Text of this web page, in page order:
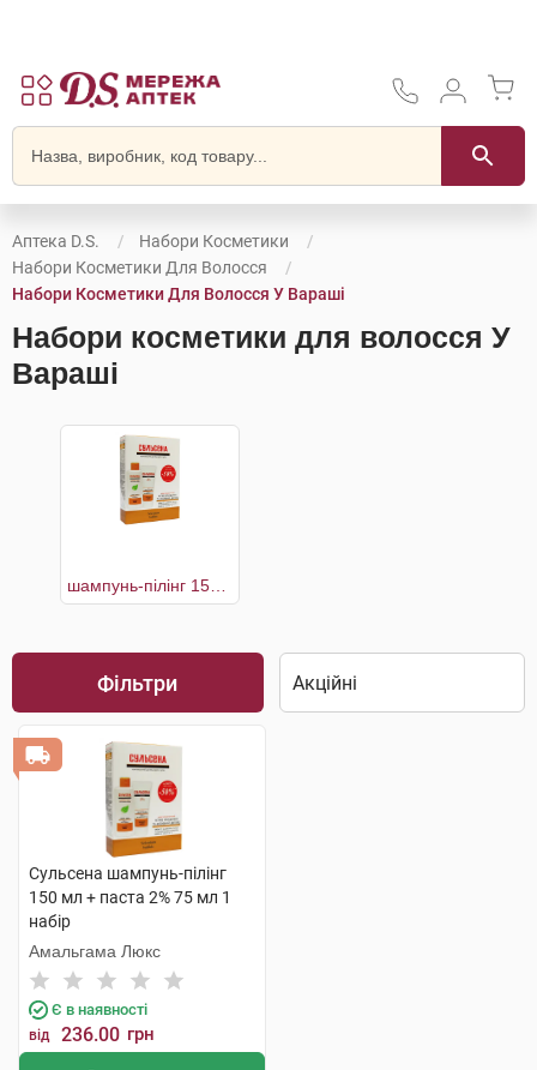
Аптека D.S.
Набори Косметики
Набори Косметики Для Волосся
Набори Косметики Для Волосся У Вараші
Набори косметики для волосся У
Вараші
Фільтри
Сульсена шампунь-пілінг
150 мл + паста 2% 75 мл 1
набір
Амальгама Люкс
Є в наявності
від 236.00 грн